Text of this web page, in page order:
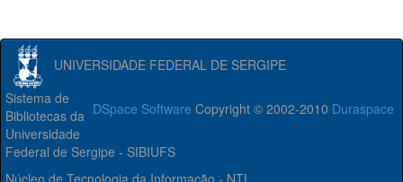
UNIVERSIDADE FEDERAL DE SERGIPE
DSpace Software Copyright © 2002-2010 Duraspace
Sistema de
Bibliotecas da
Universidade
Federal de Sergipe - SIBIUFS
Núcleo de Tecnologia da Informação - NTI